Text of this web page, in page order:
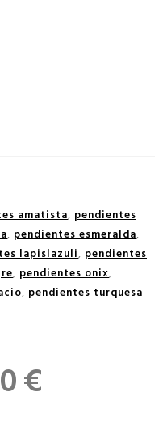
amatista, pendientes
, pendientes esmeralda,
lapislazuli, pendientes
, pendientes onix,
, pendientes turquesa
€